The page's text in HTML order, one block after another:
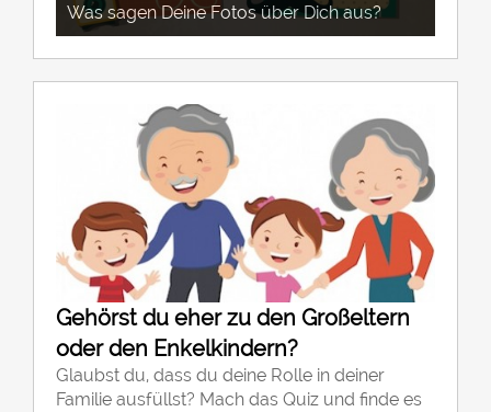
Was sagen Deine Fotos über Dich aus?
Gehörst du eher zu den Großeltern
oder den Enkelkindern?
Glaubst du, dass du deine Rolle in deiner
Familie ausfüllst? Mach das Quiz und finde es